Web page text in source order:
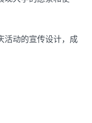
活动的宣传设计，成